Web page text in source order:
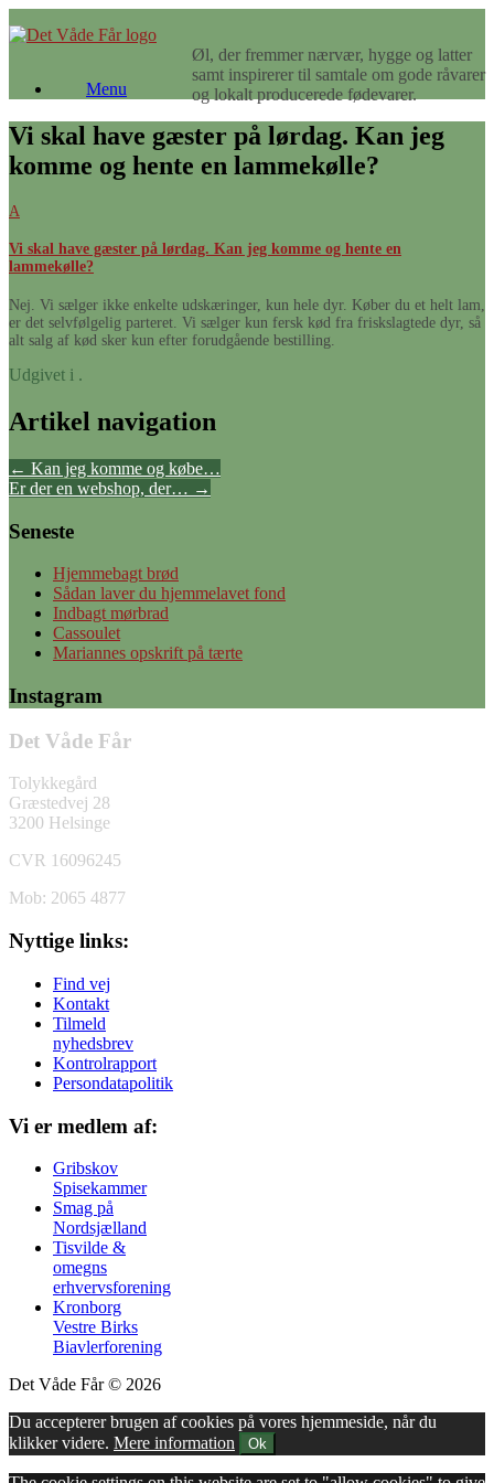
til
Øl, der fremmer nærvær, hygge og latter
samt inspirerer til samtale om gode råvarer
og lokalt producerede fødevarer.
Menu
Vi skal have gæster på lørdag. Kan jeg
komme og hente en lammekølle?
A
Vi skal have gæster på lørdag. Kan jeg komme og hente en
lammekølle?
Nej. Vi sælger ikke enkelte udskæringer, kun hele dyr. Køber du et helt lam,
er det selvfølgelig parteret. Vi sælger kun fersk kød fra friskslagtede dyr, så
alt salg af kød sker kun efter forudgående bestilling.
Udgivet i .
Artikel navigation
← Kan jeg komme og købe…
Er der en webshop, der… →
Seneste
Hjemmebagt brød
Sådan laver du hjemmelavet fond
Indbagt mørbrad
Cassoulet
Mariannes opskrift på tærte
Instagram
Det Våde Får
Tolykkegård
Græstedvej 28
3200 Helsinge
CVR 16096245
Mob: 2065 4877
Nyttige links:
Find vej
Kontakt
Tilmeld
nyhedsbrev
Kontrolrapport
Persondatapolitik
Vi er medlem af:
Gribskov
Spisekammer
Smag på
Nordsjælland
Tisvilde &
omegns
erhvervsforening
Kronborg
Vestre Birks
Biavlerforening
Det Våde Får © 2026
Du accepterer brugen af cookies på vores hjemmeside, når du
klikker videre. Mere information Ok